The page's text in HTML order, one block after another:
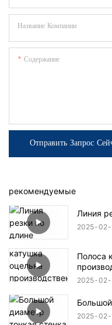
Название Компании
Содержание
Отправить Запрос
рекомендуемые
Линия
2025 02
Полоса
2025 02
2025 02